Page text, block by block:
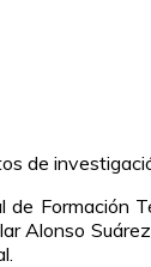
de
Formación
Alonso